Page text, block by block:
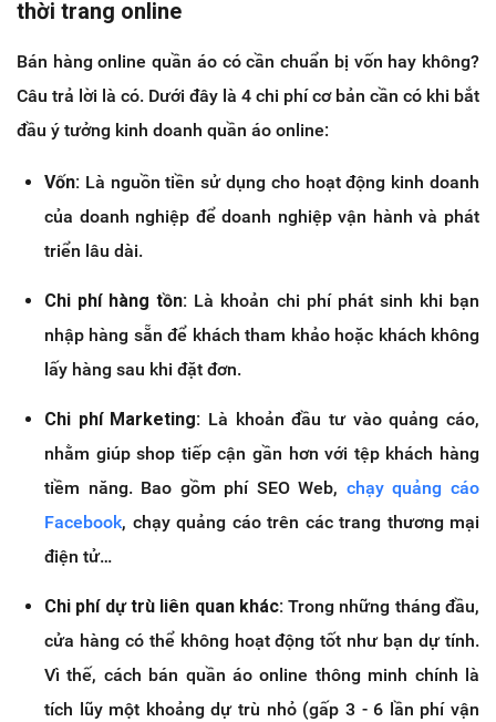
thời trang online
Bán hàng online quần áo có cần chuẩn bị vốn hay không?
Câu trả lời là có. Dưới đây là 4 chi phí cơ bản cần có khi bắt
đầu ý tưởng kinh doanh quần áo online:
Vốn: Là nguồn tiền sử dụng cho hoạt động kinh doanh
của doanh nghiệp để doanh nghiệp vận hành và phát
triển lâu dài.
Chi phí hàng tồn: Là khoản chi phí phát sinh khi bạn
nhập hàng sẵn để khách tham khảo hoặc khách không
lấy hàng sau khi đặt đơn.
Chi phí Marketing: Là khoản đầu tư vào quảng cáo,
nhằm giúp shop tiếp cận gần hơn với tệp khách hàng
tiềm năng. Bao gồm phí SEO Web, chạy quảng cáo
Facebook, chạy quảng cáo trên các trang thương mại
điện tử…
Chi phí dự trù liên quan khác:Trong những tháng đầu,
cửa hàng có thể không hoạt động tốt như bạn dự tính.
Vì thế, cách bán quần áo online thông minh chính là
tích lũy một khoảng dự trù nhỏ (gấp 3 - 6 lần phí vận